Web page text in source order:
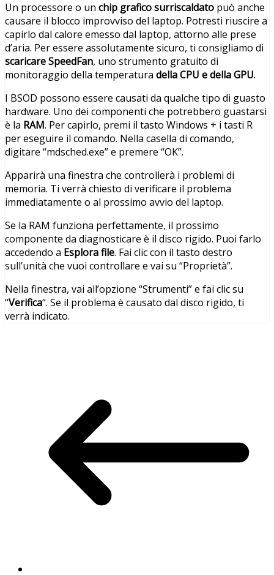
Un processore o un chip grafico surriscaldato può anche
causare il blocco improvviso del laptop. Potresti riuscire a
capirlo dal calore emesso dal laptop, attorno alle prese
d’aria. Per essere assolutamente sicuro, ti consigliamo di
scaricare SpeedFan, uno strumento gratuito di
monitoraggio della temperatura della CPU e della GPU.
I BSOD possono essere causati da qualche tipo di guasto
hardware. Uno dei componenti che potrebbero guastarsi
è la RAM. Per capirlo, premi il tasto Windows + i tasti R
per eseguire il comando. Nella casella di comando,
digitare “mdsched.exe” e premere “OK”.
Apparirà una finestra che controllerà i problemi di
memoria. Ti verrà chiesto di verificare il problema
immediatamente o al prossimo avvio del laptop.
Se la RAM funziona perfettamente, il prossimo
componente da diagnosticare è il disco rigido. Puoi farlo
accedendo a Esplora file. Fai clic con il tasto destro
sull’unità che vuoi controllare e vai su “Proprietà”.
Nella finestra, vai all’opzione “Strumenti” e fai clic su
“Verifica“. Se il problema è causato dal disco rigido, ti
verrà indicato.